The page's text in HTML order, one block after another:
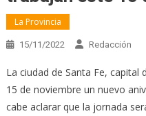
La Provincia
15/11/2022 Redacción
La ciudad de Santa Fe, capital
15 de noviembre un nuevo
cabe aclarar que la jornada